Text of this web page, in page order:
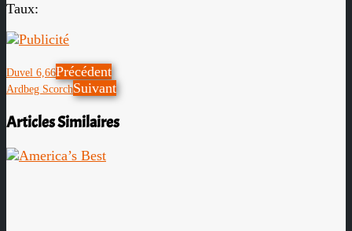
Taux:
Duvel 6,66Précédent
Ardbeg ScorchSuivant
Articles Similaires